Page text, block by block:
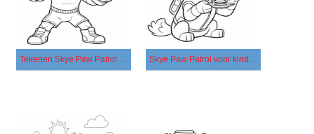
Tekenen Skye Paw Patrol eenvoudig Skye Paw Patrol voor kinderen